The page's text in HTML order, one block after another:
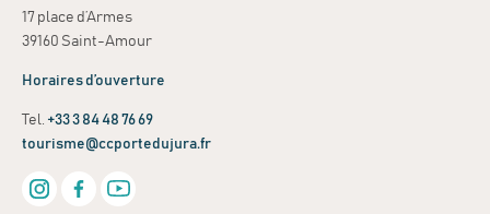
17 place d’Armes
39160 Saint-Amour
Horaires d’ouverture
Tel. +33 3 84 48 76 69
tourisme@ccportedujura.fr